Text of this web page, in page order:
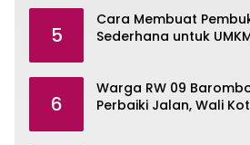
5
Cara Membuat
Sederhana untuk
6
Warga RW 09
Perbaiki Jalan, Wali